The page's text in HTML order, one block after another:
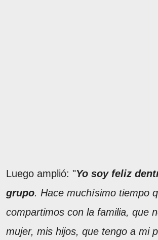
Luego amplió: "Yo soy feliz
grupo. Hace muchísimo tiempo
compartimos con la familia, que
mujer, mis hijos, que tengo a mi